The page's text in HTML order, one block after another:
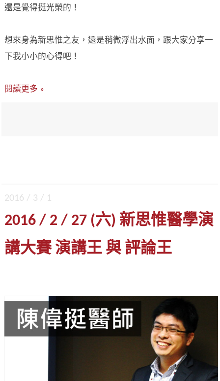
還是覺得挺光榮的！
想來身為新思惟之友，還是稍微浮出水面，跟大家分享一
下我小小的心得吧！
閱讀更多 »
2016 / 3 / 1
2016 / 2 / 27 (六) 新思惟醫學演
講大賽 演講王 與 評論王